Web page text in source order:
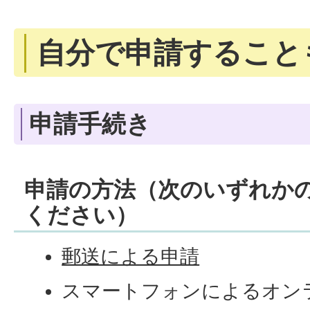
自分で申請するこ
申請手続き
申請の方法（次のいずれか
ください）
郵送による申請
スマートフォンによるオン